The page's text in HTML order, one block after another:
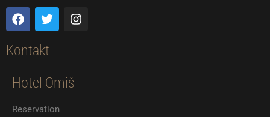
o
o
k
e
r
g
r
F
a
c
e
b
o
T
w
i
t
t
r
I
n
Kontakt
Hotel Omiš
Reservation